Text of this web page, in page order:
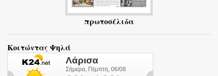
πρωτοσέλιδα
Κοιτώντας Ψηλά